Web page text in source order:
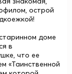
острой
доме
в
что ее
«Таинственной